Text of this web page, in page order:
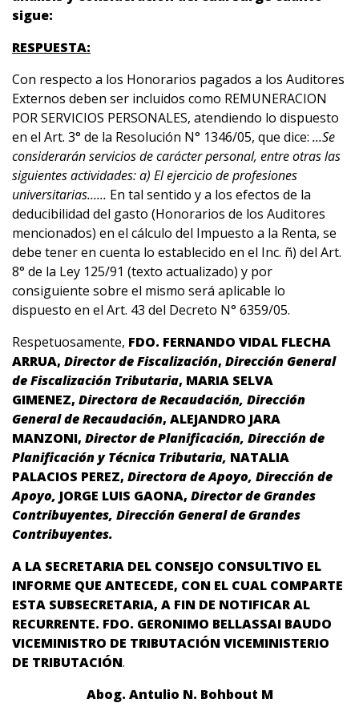
sigue:
RESPUESTA:
Con respecto a los Honorarios pagados a los Auditores
Externos deben ser incluidos como REMUNERACION
POR SERVICIOS PERSONALES, atendiendo lo dispuesto
en el Art. 3° de la Resolución N° 1346/05, que dice: ...Se
considerarán servicios de carácter personal, entre otras las
siguientes actividades: a) El ejercicio de profesiones
universitarias...... En tal sentido y a los efectos de la
deducibilidad del gasto (Honorarios de los Auditores
mencionados) en el cálculo del Impuesto a la Renta, se
debe tener en cuenta lo establecido en el Inc. ñ) del Art.
8° de la Ley 125/91 (texto actualizado) y por
consiguiente sobre el mismo será aplicable lo
dispuesto en el Art. 43 del Decreto N° 6359/05.
Respetuosamente, FDO. FERNANDO VIDAL FLECHA
ARRUA, Director de Fiscalización, Dirección General
de Fiscalización Tributaria, MARIA SELVA
GIMENEZ, Directora de Recaudación, Dirección
General de Recaudación, ALEJANDRO JARA
MANZONI, Director de Planificación, Dirección de
Planificación y Técnica Tributaria, NATALIA
PALACIOS PEREZ, Directora de Apoyo, Dirección de
Apoyo, JORGE LUIS GAONA, Director de Grandes
Contribuyentes, Dirección General de Grandes
Contribuyentes.
A LA SECRETARIA DEL CONSEJO CONSULTIVO EL
INFORME QUE ANTECEDE, CON EL CUAL COMPARTE
ESTA SUBSECRETARIA, A FIN DE NOTIFICAR AL
RECURRENTE. FDO. GERONIMO BELLASSAI BAUDO
VICEMINISTRO DE TRIBUTACIÓNVICEMINISTERIO
DE TRIBUTACIÓN.
Abog. Antulio N. Bohbout M